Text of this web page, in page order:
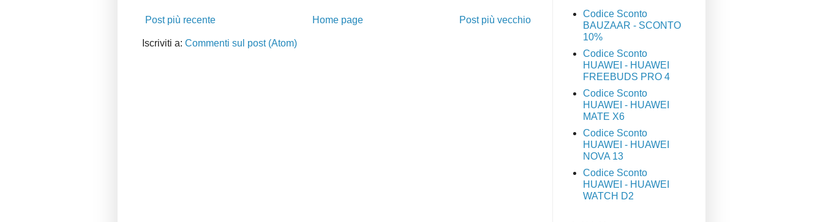
Post più recente Post più vecchio
Home page
Iscriviti a: Commenti sul post (Atom)
Codice Sconto
BAUZAAR - SCONTO
10%
Codice Sconto
HUAWEI - HUAWEI
FREEBUDS PRO 4
Codice Sconto
HUAWEI - HUAWEI
MATE X6
Codice Sconto
HUAWEI - HUAWEI
NOVA 13
Codice Sconto
HUAWEI - HUAWEI
WATCH D2